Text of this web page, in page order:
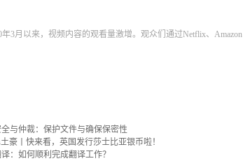
3月以来，视频内容的观看量激增。观众们通过Netflix、Amazon
全与仲裁：保护文件与确保保密性
豪丨快来看，英国发行莎士比亚银币啦！
：如何顺利完成翻译工作？